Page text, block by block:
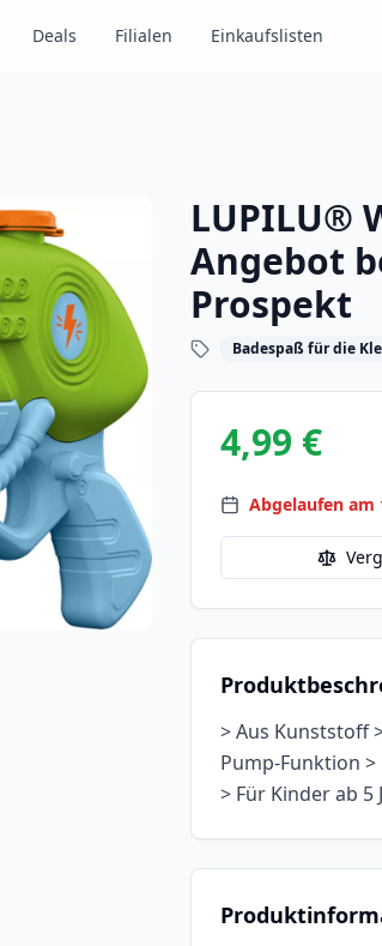
Deals Filialen Einkaufslisten
LUPILU®
Angebot
Prospekt
Badespaß für die
4,99 €
Abgelaufen am
> Aus Kunststoff
Pump-Funktion >
> Für Kinder ab 5